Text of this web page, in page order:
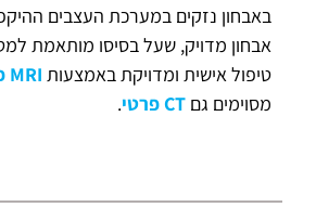
באבחון נזקים במערכת העצבים
אבחון מדויק, שעל בסיסו מותאמת
טיפול אישית ומדויקת באמצעות MRI פרטי
מסוימים גםCT פרטי .